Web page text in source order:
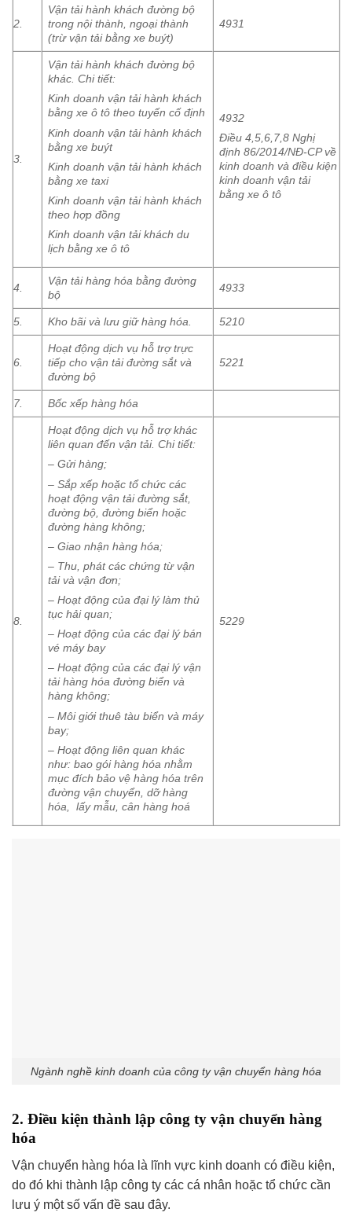
2.
Vận tải hành khách đường bộ
trong nội thành, ngoại thành
(trừ vận tải bằng xe buýt)
4931
3.
Vận tải hành khách đường bộ
khác. Chi tiết:
Kinh doanh vận tải hành khách
bằng xe ô tô theo tuyến cố định
Kinh doanh vận tải hành khách
bằng xe buýt
Kinh doanh vận tải hành khách
bằng xe taxi
Kinh doanh vận tải hành khách
theo hợp đồng
Kinh doanh vận tải khách du
lịch bằng xe ô tô
4932
Điều 4,5,6,7,8 Nghị
định 86/2014/NĐ-CP về
kinh doanh và điều kiện
kinh doanh vận tải
bằng xe ô tô
4.
Vận tải hàng hóa bằng đường
bộ
4933
5. Kho bãi và lưu giữ hàng hóa. 5210
6.
Hoạt động dịch vụ hỗ trợ trực
tiếp cho vận tải đường sắt và
đường bộ
5221
7. Bốc xếp hàng hóa
8.
Hoạt động dịch vụ hỗ trợ khác
liên quan đến vận tải. Chi tiết:
– Gửi hàng;
– Sắp xếp hoặc tổ chức các
hoạt động vận tải đường sắt,
đường bộ, đường biển hoặc
đường hàng không;
– Giao nhận hàng hóa;
– Thu, phát các chứng từ vận
tải và vận đơn;
– Hoạt động của đại lý làm thủ
tục hải quan;
– Hoạt động của các đại lý bán
vé máy bay
– Hoạt động của các đại lý vận
tải hàng hóa đường biển và
hàng không;
– Môi giới thuê tàu biển và máy
bay;
– Hoạt động liên quan khác
như: bao gói hàng hóa nhằm
mục đích bảo vệ hàng hóa trên
đường vận chuyển, dỡ hàng
hóa, lấy mẫu, cân hàng hoá
5229
Ngành nghề kinh doanh của công ty vận chuyển hàng hóa
2. Điều kiện thành lập công ty vận chuyển hàng
hóa
Vận chuyển hàng hóa là lĩnh vực kinh doanh có điều kiện,
do đó khi thành lập công ty các cá nhân hoặc tổ chức cần
lưu ý một số vấn đề sau đây.